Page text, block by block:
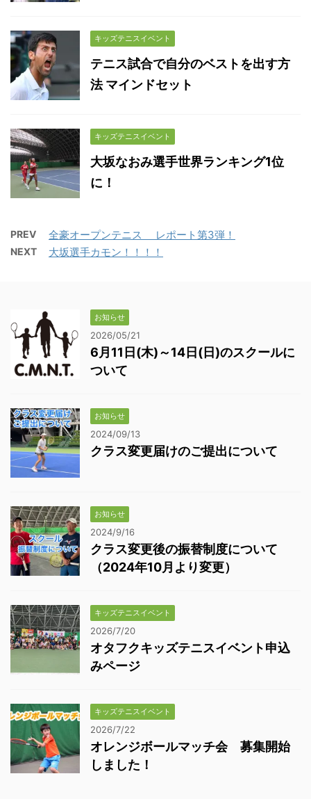
キッズテニスイベント
テニス試合で自分のベストを出す方
法 マインドセット
キッズテニスイベント
大坂なおみ選手世界ランキング1位
に！
PREV 全豪オープンテニス レポート第3弾！
NEXT 大坂選手カモン！！！！
お知らせ
2026/05/21
6月11日(木)～14日(日)のスクールに
ついて
お知らせ
2024/09/13
クラス変更届けのご提出について
お知らせ
2024/9/16
クラス変更後の振替制度について
（2024年10月より変更）
キッズテニスイベント
2026/7/20
オタフクキッズテニスイベント申込
みページ
キッズテニスイベント
2026/7/22
オレンジボールマッチ会 募集開始
しました！